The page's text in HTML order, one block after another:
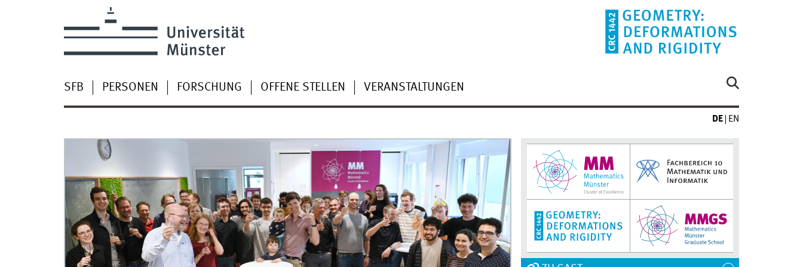
SFB PERSONEN FORSCHUNG OFFENE STELLEN VERANSTALTUNGEN
DE EN